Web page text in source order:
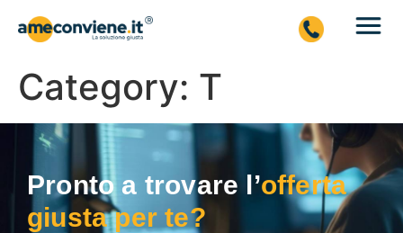
Category: T
Pronto a trovare l’offerta
giusta per te?